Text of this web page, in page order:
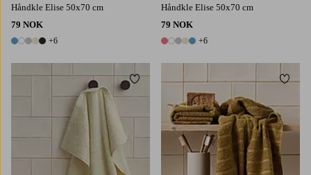
Håndkle Elise 50x70 cm
79 NOK
11 farger
+6
Håndkle Elise 50x70 cm
79 NOK
11 farger
+6
Legg til favoritter